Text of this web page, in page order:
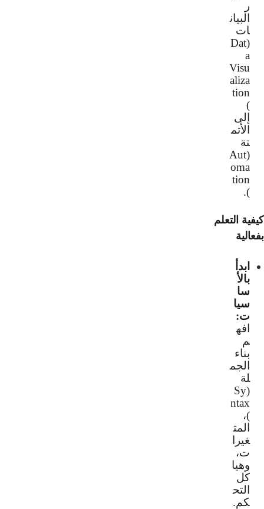
البيان
ات
Dat
Visu
aliza
tion
إلى
الأتم
Aut
oma
tion
التعلم
ابدأ
بالأ
سا
سيا
ت:
افه
بناء
الجم
Sy
ntax
المت
غيرا
ت،
وهيا
كل
التح
كم.